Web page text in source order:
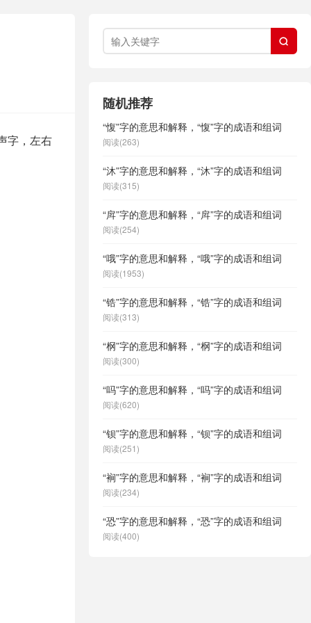
字，左右

随机推荐
“愎”字的意思和解释，“愎”字的成语和组词
阅读(263)
“沐”字的意思和解释，“沐”字的成语和组词
阅读(315)
“戽”字的意思和解释，“戽”字的成语和组词
阅读(254)
“哦”字的意思和解释，“哦”字的成语和组词
阅读(1953)
“锆”字的意思和解释，“锆”字的成语和组词
阅读(313)
“㭎”字的意思和解释，“㭎”字的成语和组词
阅读(300)
“吗”字的意思和解释，“吗”字的成语和组词
阅读(620)
“钡”字的意思和解释，“钡”字的成语和组词
阅读(251)
“裥”字的意思和解释，“裥”字的成语和组词
阅读(234)
“恐”字的意思和解释，“恐”字的成语和组词
阅读(400)